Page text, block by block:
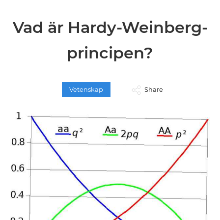
Vad är Hardy-Weinberg-
principen?
Vetenskap Share